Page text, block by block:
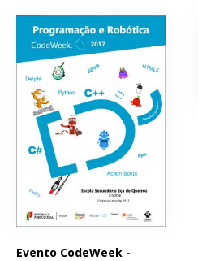
Evento CodeWeek -
Páginas